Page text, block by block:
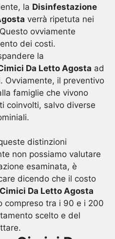
la Disinfestazione
verrà ripetuta nei
ovviamente
dei costi.
la
Da Letto Agosta ad
Ovviamente, il preventivo
famiglie che vivono
coinvolti, salvo diverse
distinzioni
non possiamo valutare
esaminata, è
dicendo che il costo
Da Letto Agosta
compreso tra i 90 e i 200
scelto e del